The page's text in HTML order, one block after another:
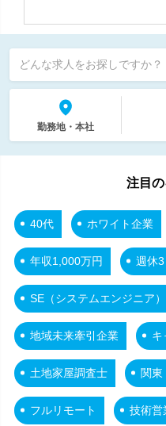
どんな求人をお探しですか？
勤務地・本社
注目
40代 ホワイト企業
年収1,000万円 週休3
SE（システムエンジニア）
地域未来牽引企業 キ
土地家屋調査士 関東
フルリモート 技術営